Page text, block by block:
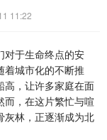
11:22
对于生命终点的安
着城市化的不断推
高，让许多家庭在面
而，在这片繁忙与喧
林，正逐渐成为北